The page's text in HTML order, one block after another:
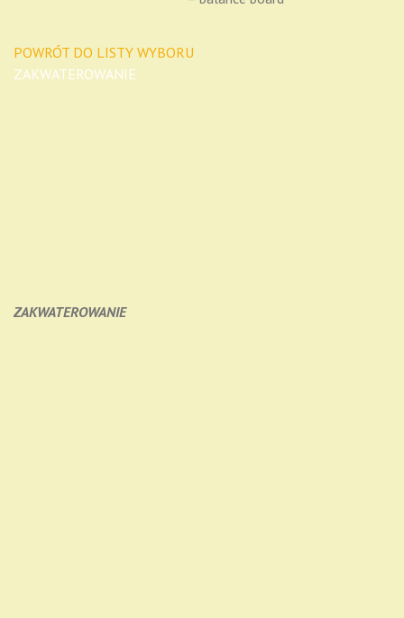
POWRÓT DO LISTY WYBORU
ZAKWATEROWANIE
ZAKWATEROWANIE